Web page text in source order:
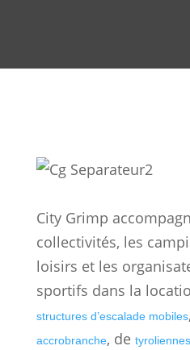
City Grimp
collectivités, les
loisirs et les
sportifs dans la
structures d’escalade mobiles
accrobranche, de